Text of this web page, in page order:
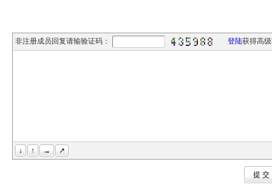
非注册成员回复请输验证码： 登陆获得高
↓ ↑ → ↗
提